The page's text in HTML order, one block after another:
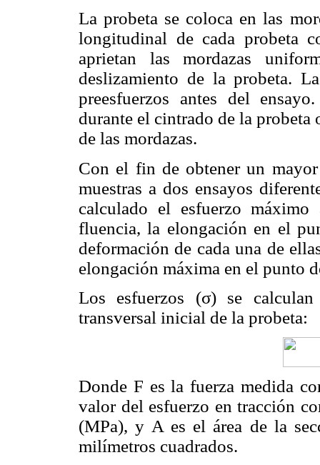
La probeta se coloca en las
longitudinal de cada probeta
aprietan las mordazas
deslizamiento de la probeta.
preesfuerzos antes del
durante el cintrado de la
de las mordazas.
Con el fin de obtener un
muestras a dos ensayos
calculado el esfuerzo
fluencia, la elongación en el
deformación de cada una de
elongación máxima en el punto
Los esfuerzos (σ) se
transversal inicial de la probeta:
Donde F es la fuerza medida
valor del esfuerzo en tracción
(MPa), y A es el área de la
milímetros cuadrados.